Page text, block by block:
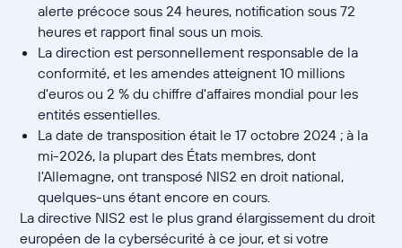
alerte précoce sous 24 heures, notification sous 72
heures et rapport final sous un mois.
La direction est personnellement responsable de la
conformité, et les amendes atteignent 10 millions
d'euros ou 2 % du chiffre d'affaires mondial pour les
entités essentielles.
La date de transposition était le 17 octobre 2024 ; à la
mi-2026, la plupart des États membres, dont
l'Allemagne, ont transposé NIS2 en droit national,
quelques-uns étant encore en cours.
La directive NIS2 est le plus grand élargissement du droit
européen de la cybersécurité à ce jour, et si votre